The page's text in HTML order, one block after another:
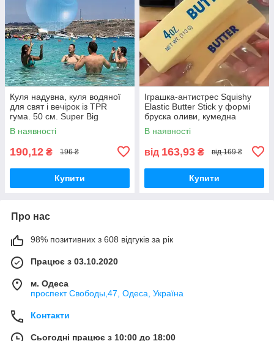
Куля надувна, куля водяної
для свят і вечірок із TPR
гума. 50 см. Super Big
В наявності
190,12 ₴ 196 ₴
Купити
Іграшка-антистрес Squishy
Elastic Butter Stick у формі
бруска оливи, кумедна
іграшка для зняття напруги,
для зняття тривожності
В наявності
від 163,93 ₴ від 169 ₴
Купити
Про нас
98% позитивних з 608 відгуків за рік
Працює з 03.10.2020
м. Одеса
проспект Свободы,47, Одеса, Україна
Контакти
Сьогодні працює з 10:00 до 18:00